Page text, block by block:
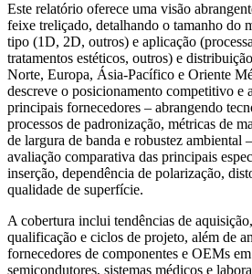
Este relatório oferece uma visão
feixe treliçado, detalhando o tamanho do
tipo (1D, 2D, outros) e aplicação
tratamentos estéticos, outros) e
Norte, Europa, Ásia-Pacífico e Oriente
descreve o posicionamento competitivo e
principais fornecedores – abrangendo
processos de padronização, métricas de
de largura de banda e robustez ambiental
avaliação comparativa das principais
inserção, dependência de polarização,
qualidade de superfície.
A cobertura inclui tendências de
qualificação e ciclos de projeto, além de
fornecedores de componentes e OEMs
semicondutores, sistemas médicos e